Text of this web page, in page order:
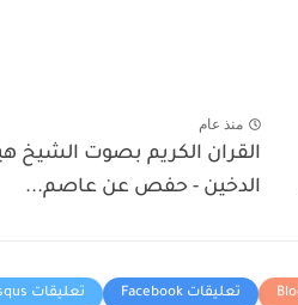
منذ عام
القران الكريم بصوت الشيخ
الدخين - حفص عن عاصم...